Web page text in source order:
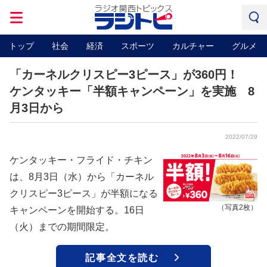
トップ 社会 経済 スポーツ カルチャー グルメ
「カーネルクリスピー3ピース」が360円！
ケンタッキー「半額キャンペーン」を実施 8
月3日から
2022/07/29
（写真2枚）
ケンタッキー・フライド・チキン
は、8月3日（水）から「カーネル
クリスピー3ピース」が半額になる
キャンペーンを開始する。16日
（火）までの期間限定。
記事全文を読む